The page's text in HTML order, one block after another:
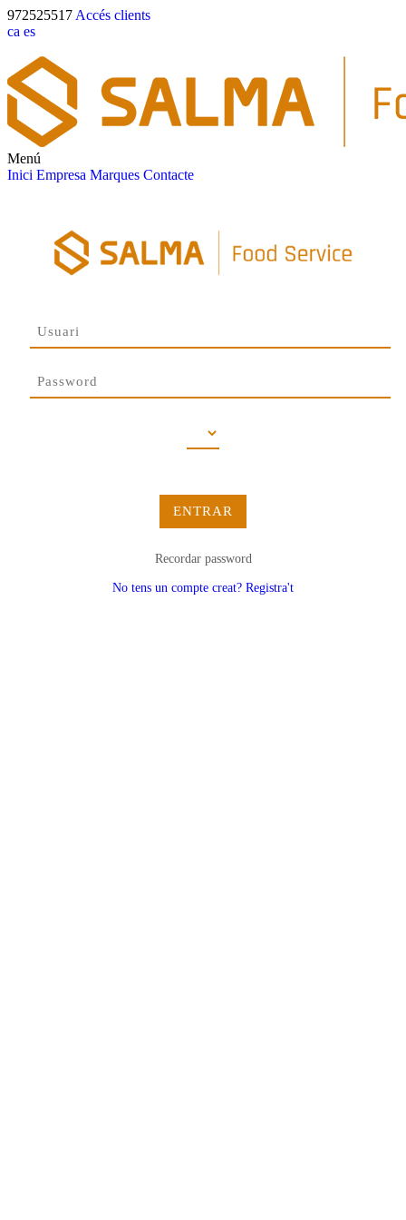
972525517 Accés clients
ca es
Menú
Inici Empresa Marques Contacte
ENTRAR
Recordar password
No tens un compte creat? Registra't